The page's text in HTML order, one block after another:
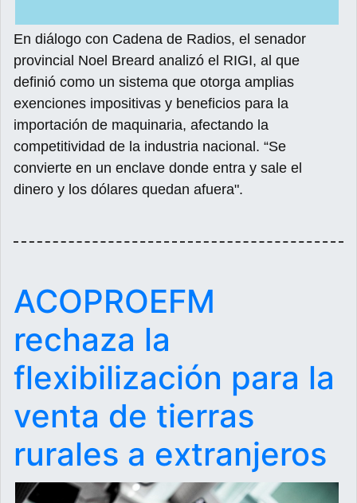
En diálogo con Cadena de Radios, el senador
provincial Noel Breard analizó el RIGI, al que
definió como un sistema que otorga amplias
exenciones impositivas y beneficios para la
importación de maquinaria, afectando la
competitividad de la industria nacional. “Se
convierte en un enclave donde entra y sale el
dinero y los dólares quedan afuera".
ACOPROEFM
rechaza la
flexibilización para la
venta de tierras
rurales a extranjeros